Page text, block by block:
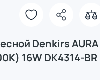
Denkirs AURA
16W DK4314-BR